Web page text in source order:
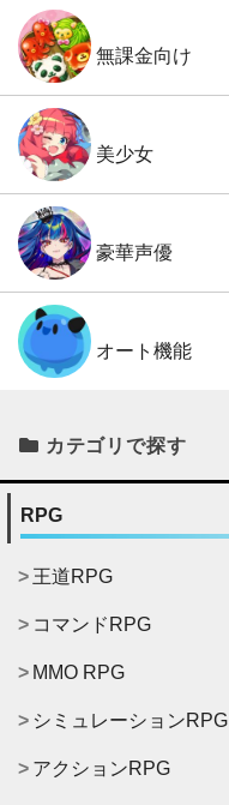
無課金向け
美少女
豪華声優
オート機能
カテゴリで探す
RPG
王道RPG
コマンドRPG
MMO RPG
シミュレーションRPG
アクションRPG